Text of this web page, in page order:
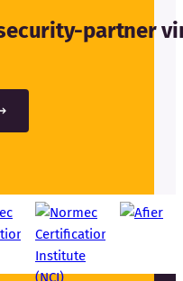
partner